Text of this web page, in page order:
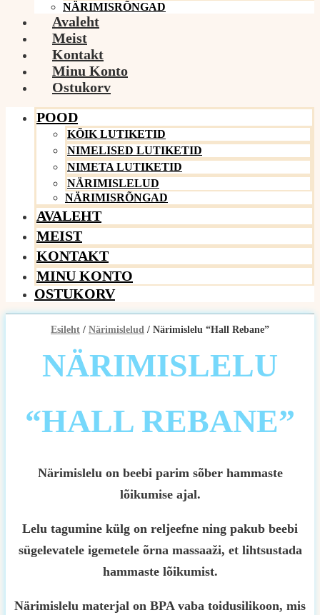
NÄRIMISRÕNGAD
Avaleht
Meist
Kontakt
Minu Konto
Ostukorv
POOD
KÕIK LUTIKETID
NIMELISED LUTIKETID
NIMETA LUTIKETID
NÄRIMISLELUD
NÄRIMISRÕNGAD
AVALEHT
MEIST
KONTAKT
MINU KONTO
OSTUKORV
Esileht / Närimislelud / Närimislelu “Hall Rebane”
NÄRIMISLELU
“HALL REBANE”
Närimislelu on beebi parim sõber hammaste
lõikumise ajal.
Lelu tagumine külg on reljeefne ning pakub beebi
sügelevatele igemetele õrna massaaži, et lihtsustada
hammaste lõikumist.
Närimislelu materjal on BPA vaba toidusilikoon, mis